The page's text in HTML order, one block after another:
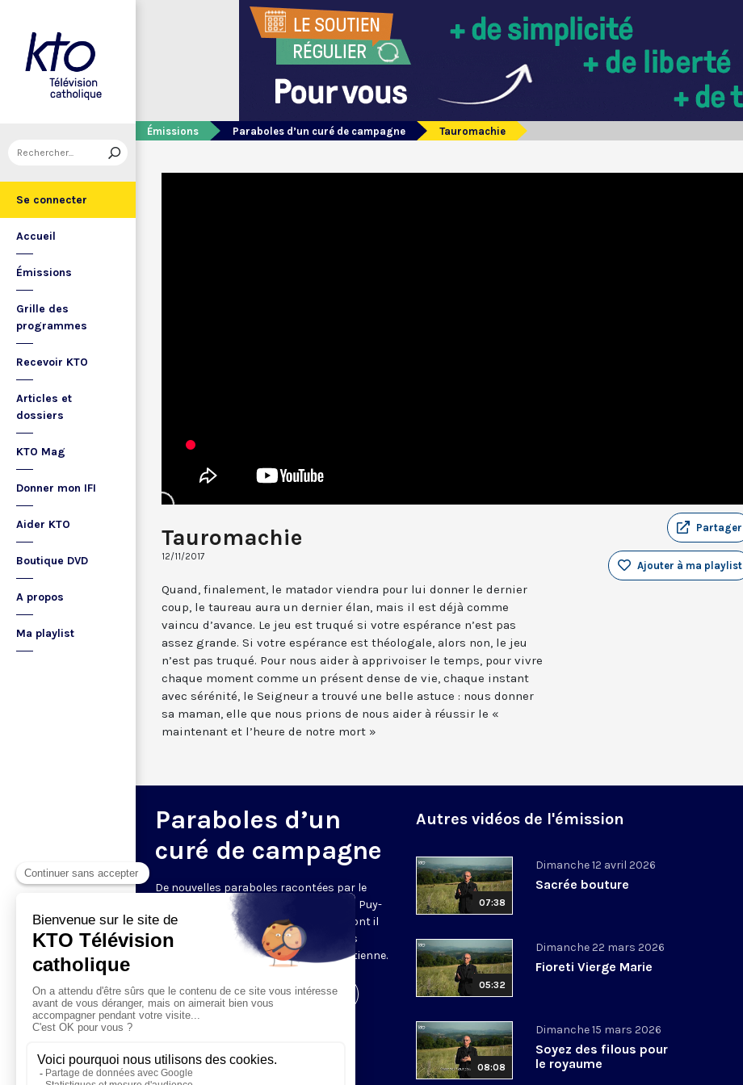
Se connecter
Accueil
Émissions
Grille des
programmes
Recevoir KTO
Articles et
dossiers
KTO Mag
Donner mon IFI
Aider KTO
Boutique DVD
A propos
Ma playlist
Émissions Paraboles d’un curé de campagne Tauromachie
Tauromachie
12/11/2017
Partager
Ajouter à ma playlist
Quand, finalement, le matador viendra pour lui donner le dernier
coup, le taureau aura un dernier élan, mais il est déjà comme
vaincu d’avance. Le jeu est truqué si votre espérance n’est pas
assez grande. Si votre espérance est théologale, alors non, le jeu
n’est pas truqué. Pour nous aider à apprivoiser le temps, pour vivre
chaque moment comme un présent dense de vie, chaque instant
avec sérénité, le Seigneur a trouvé une belle astuce : nous donner
sa maman, elle que nous prions de nous aider à réussir le «
maintenant et l’heure de notre mort »
Paraboles d’un
curé de campagne
De nouvelles paraboles racontées par le
père Pierre Trevet, prêtre du diocèse du Puy-
en-Velay. Tirées des livres éponymes dont il
est l'auteur, elles sont autant d'images
inspirées pour goûter la sagesse chrétienne.
Visiter la page de l'émission
Autres vidéos de l'émission
07:38
Dimanche 12 avril 2026
Sacrée bouture
05:32
Dimanche 22 mars 2026
Fioreti Vierge Marie
08:08
Dimanche 15 mars 2026
Soyez des filous pour
le royaume